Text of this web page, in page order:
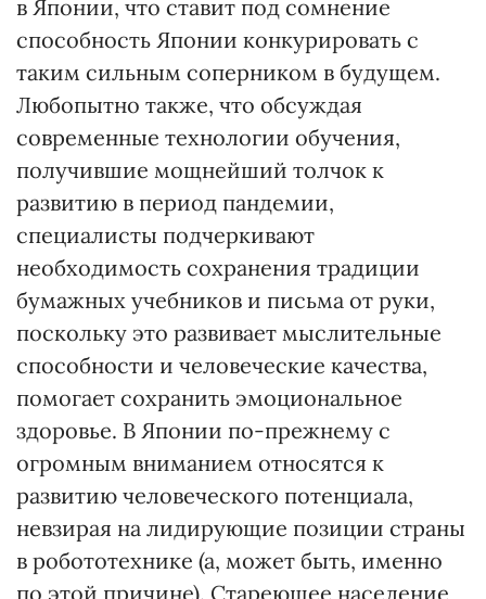
в Японии, что ставит под сомнение
способность Японии конкурировать с
таким сильным соперником в будущем.
Любопытно также, что обсуждая
современные технологии обучения,
получившие мощнейший толчок к
развитию в период пандемии,
специалисты подчеркивают
необходимость сохранения традиции
бумажных учебников и письма от руки,
поскольку это развивает мыслительные
способности и человеческие качества,
помогает сохранить эмоциональное
здоровье. В Японии по-прежнему с
огромным вниманием относятся к
развитию человеческого потенциала,
невзирая на лидирующие позиции страны
в робототехнике (а, может быть, именно
по этой причине). Стареющее население